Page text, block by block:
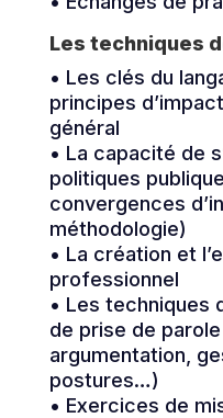
Les techniques
• Les clés du
principes
général
• La capacité de
politiques
convergences
méthodologie)
• La création et
professionnel
• Les techniques
de prise de
argumentation,
postures…)
• Exercices de